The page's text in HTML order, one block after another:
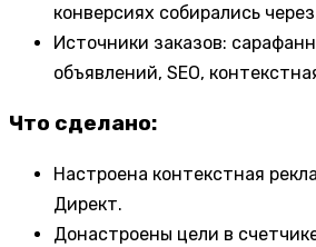
конверсиях собирались
Источники заказов:
объявлений, SEO,
Что сделано:
Настроена контекстная
Директ.
Донастроены цели в